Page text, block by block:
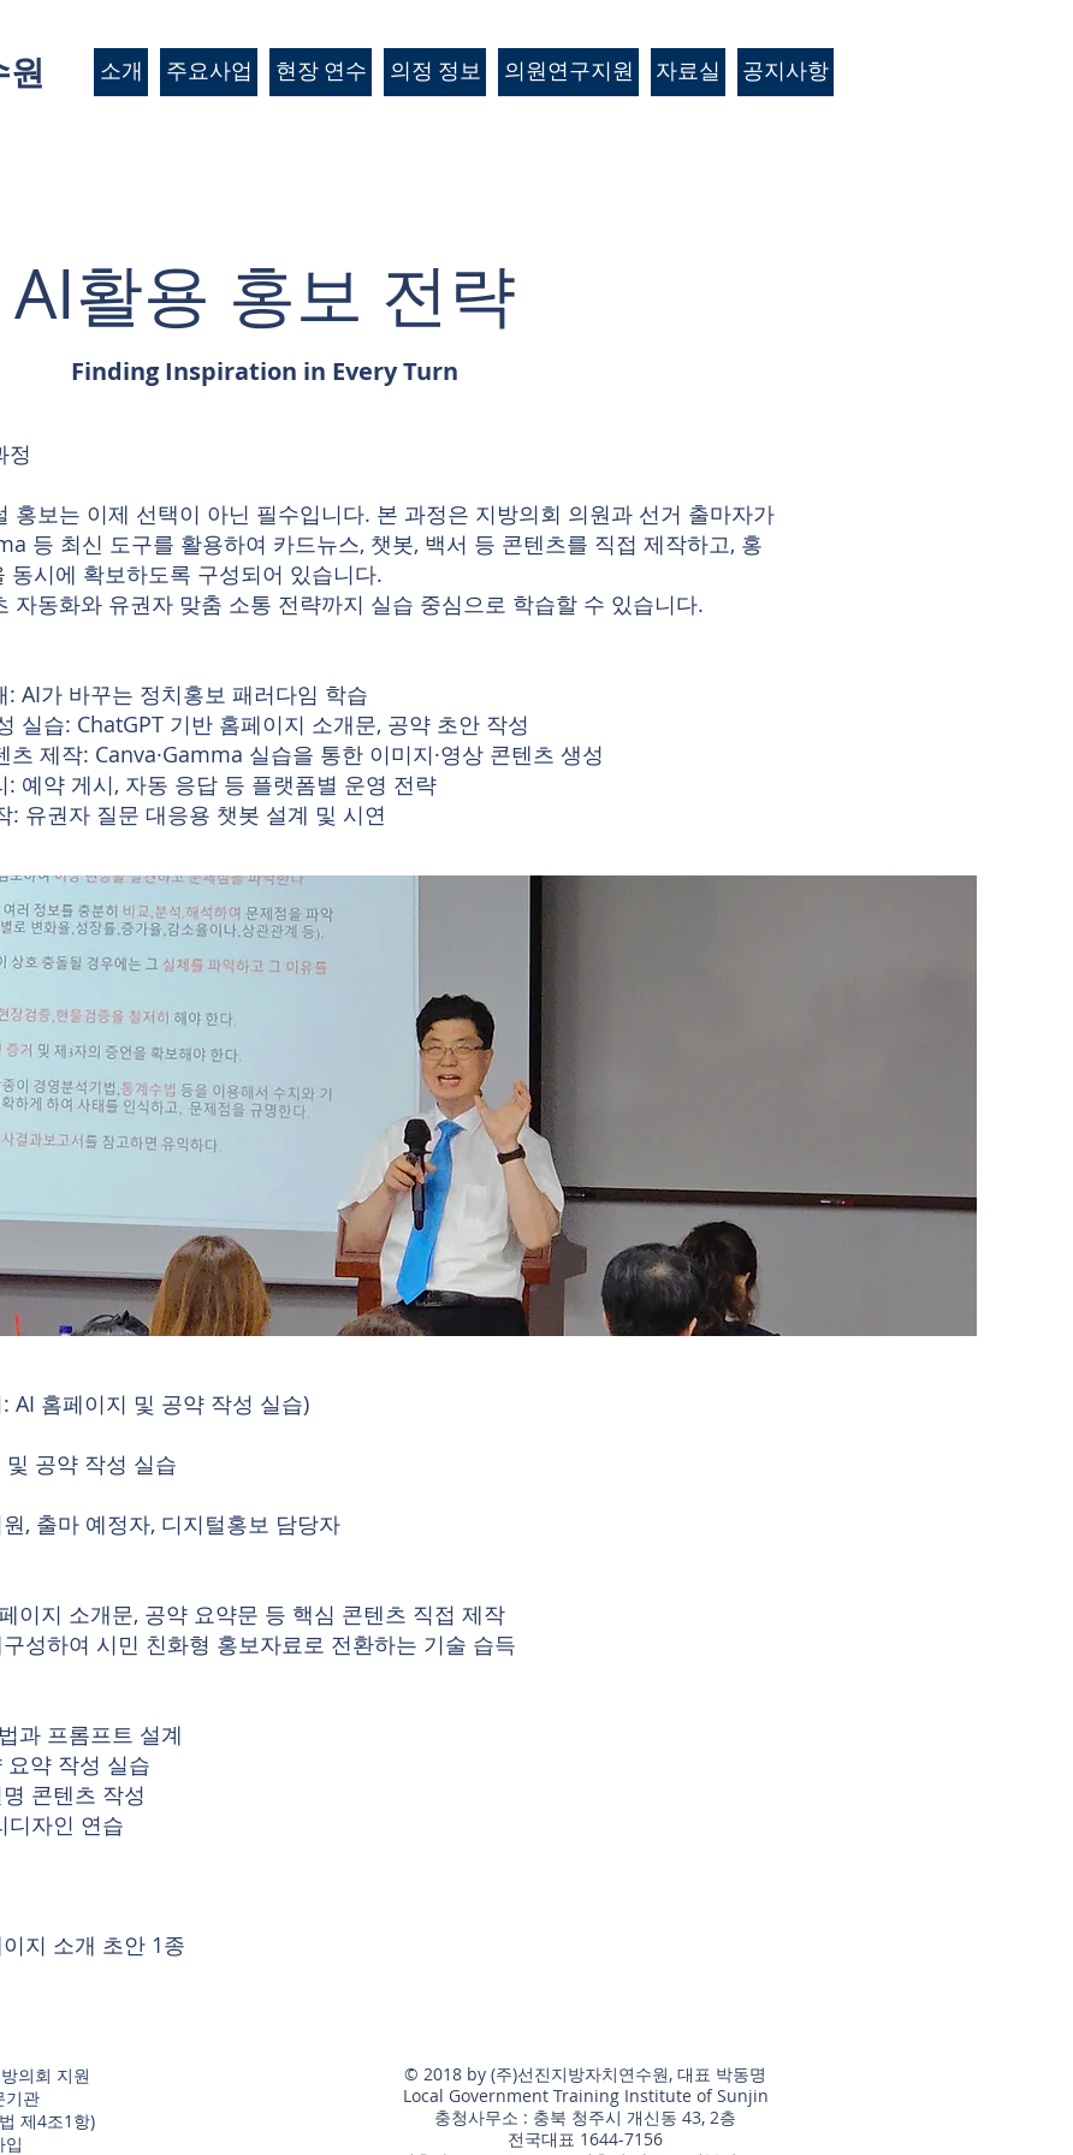
소개 주요사업 현장 연수 의정 정보 의원연구지원 자료실 공지사항
AI활용 홍보 전략
Finding Inspiration in Every Turn
정
홍보는 이제 선택이 아닌 필수입니다. 본 과정은 지방의회 의원과 선거 출마자가
등 최신 도구를 활용하여 카드뉴스, 챗봇, 백서 등 콘텐츠를 직접 제작하고, 홍
동시에 확보하도록 구성되어 있습니다.
자동화와 유권자 맞춤 소통 전략까지 실습 중심으로 학습할 수 있습니다.
AI가 바꾸는 정치홍보 패러다임 학습
실습: ChatGPT 기반 홈페이지 소개문, 공약 초안 작성
츠 제작: Canva·Gamma 실습을 통한 이미지·영상 콘텐츠 생성
: 예약 게시, 자동 응답 등 플랫폼별 운영 전략
: 유권자 질문 대응용 챗봇 설계 및 시연
AI 홈페이지 및 공약 작성 실습)
공약 작성 실습
, 출마 예정자, 디지털홍보 담당자
이지 소개문, 공약 요약문 등 핵심 콘텐츠 직접 제작
성하여 시민 친화형 홍보자료로 전환하는 기술 습득
과 프롬프트 설계
요약 작성 실습
콘텐츠 작성
디자인 연습
지 소개 초안 1종
의회 지원
기관
제4조1항)
입
© 2018 by (주)선진지방자치연수원, 대표 박동명
Local Government Training Institute of Sunjin
​충청사무소 : 충북 청주시 개신동 43, 2층
​전국대표 1644-7156